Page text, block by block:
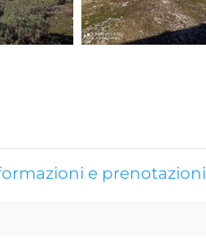
e prenotazioni